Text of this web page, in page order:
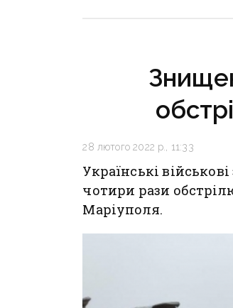
28 лютого 2022 р., 11:33
Українські
чотири рази
Маріуполя.